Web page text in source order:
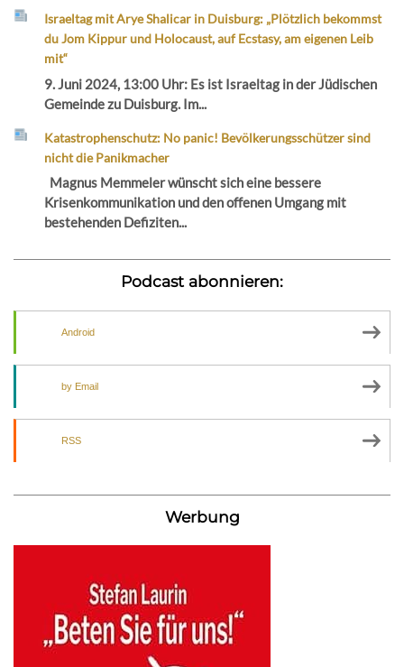
Israeltag mit Arye Shalicar in Duisburg: „Plötzlich bekommst
du Jom Kippur und Holocaust, auf Ecstasy, am eigenen Leib
mit“
9. Juni 2024, 13:00 Uhr: Es ist Israeltag in der Jüdischen
Gemeinde zu Duisburg. Im...
Katastrophenschutz: No panic! Bevölkerungsschützer sind
nicht die Panikmacher
Magnus Memmeler wünscht sich eine bessere
Krisenkommunikation und den offenen Umgang mit
bestehenden Defiziten...
Podcast abonnieren:
Android
by Email
RSS
Werbung